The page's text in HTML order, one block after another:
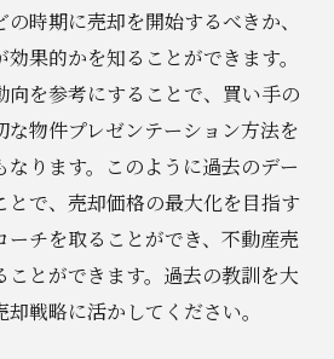
時期に売却を開始するべきか、
果的かを知ることができます。
向を参考にすることで、買い手の
な物件プレゼンテーション方法を
なります。このように過去のデー
とで、売却価格の最大化を目指す
ーチを取ることができ、不動産売
とができます。過去の教訓を大
戦略に活かしてください。